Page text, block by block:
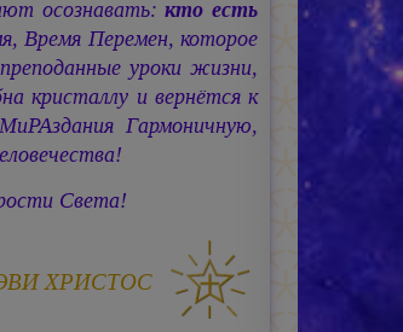
осознавать:кто есть
Время Перемен, которое
уроки жизни,
кристаллу и вернётся к
Гармоничную,
Света!
ХРИСТОС